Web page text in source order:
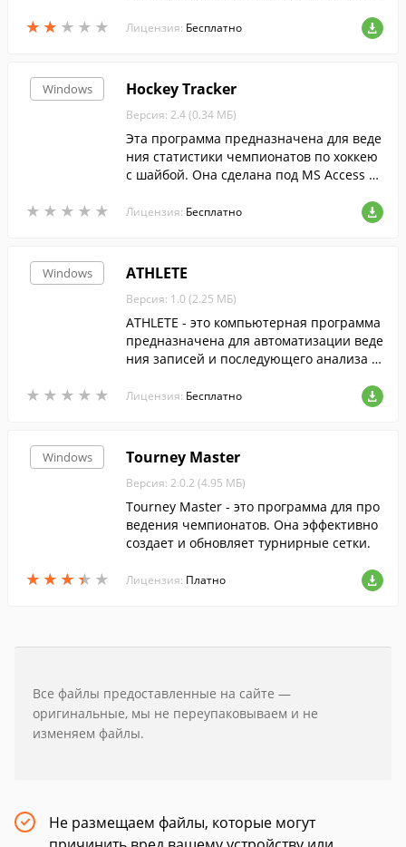
★ ★ ★ ★ ★
★ ★ ★ ★ ★
ным показом матча, уникальной систем
ой ставок, обширной статистической ин
Лицензия: Бесплатно
Windows
★ ★ ★ ★ ★
★ ★ ★ ★ ★
Hockey Tracker
Версия: 2.4 (0.34 МБ)
Эта программа предназначена для веде
ния статистики чемпионатов по хоккею
с шайбой. Она сделана под MS Access 20
ё более поздних версий).
Лицензия: Бесплатно
Windows
★ ★ ★ ★ ★
★ ★ ★ ★ ★
ATHLETE
Версия: 1.0 (2.25 МБ)
ATHLETE - это компьютерная программа
предназначена для автоматизации веде
ния записей и последующего анализа т
Лицензия: Бесплатно
Windows
★ ★ ★ ★ ★
★ ★ ★ ★ ★
Tourney Master
Версия: 2.0.2 (4.95 МБ)
Tourney Master - это программа для про
ведения чемпионатов. Она эффективно
создает и обновляет турнирные сетки.
Лицензия: Платно
Все файлы предоставленные на сайте —
оригинальные, мы не переупаковываем и не
изменяем файлы.
Не размещаем файлы, которые могут